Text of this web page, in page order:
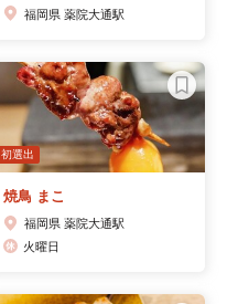
福岡県 薬院大通駅
初選出
焼鳥 まこ
福岡県 薬院大通駅
火曜日